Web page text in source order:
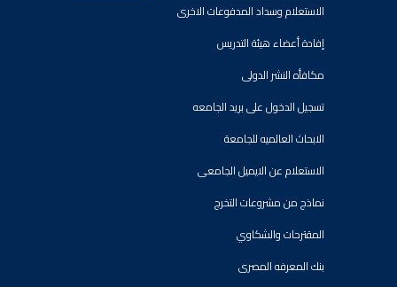
الاستعلام وسداد المدفوعات الاخرى
إفادة أعضاء هيئة التدريس
مكافأه النشر الدولى
تسجيل الدخول على بريد الجامعه
الابحاث العالميه للجامعة
الاستعلام عن الايميل الجامعى
نماذج من مشروعات التخرج
المقترحات والشكاوي
بنك المعرفه المصرى